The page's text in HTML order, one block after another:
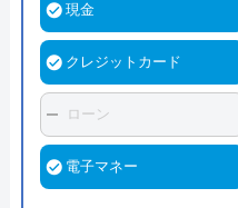
現金
クレジットカード
ローン
電子マネー